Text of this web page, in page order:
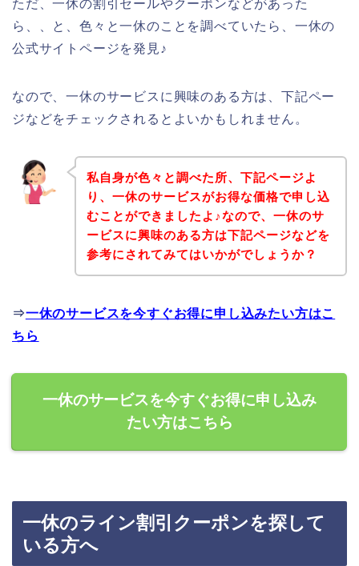
ただ、一休の割引セールやクーポンなどがあった
ら、、と、色々と一休のことを調べていたら、一休の
公式サイトページを発見♪
なので、一休のサービスに興味のある方は、下記ペー
ジなどをチェックされるとよいかもしれません。
私自身が色々と調べた所、下記ページよ
り、一休のサービスがお得な価格で申し込
むことができましたよ♪なので、一休のサ
ービスに興味のある方は下記ページなどを
参考にされてみてはいかがでしょうか？
⇒一休のサービスを今すぐお得に申し込みたい方はこ
ちら
一休のサービスを今すぐお得に申し込み
たい方はこちら
一休のライン割引クーポンを探して
いる方へ